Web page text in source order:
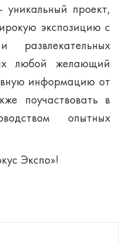
проект,
экспозицию с
любой желающий
информацию от
поучаствовать в
опытных
Экспо»!